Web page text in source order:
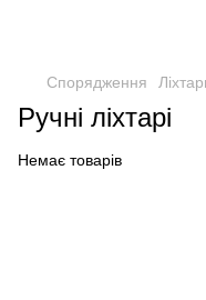
Спорядження
Ручні ліхтарі
Немає товарів